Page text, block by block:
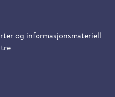
og informasjonsmateriell